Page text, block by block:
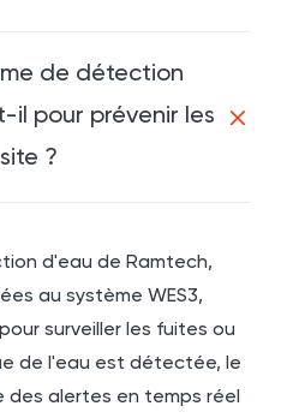
de détection
pour prévenir les
?
d'eau de Ramtech,
au système WES3,
surveiller les fuites ou
de l'eau est détectée, le
des alertes en temps réel